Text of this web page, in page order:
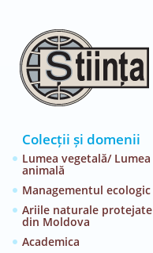
Colecții și domenii
Lumea vegetală/ Lumea
animală
Managementul ecologic
Ariile naturale protejate
din Moldova
Academica